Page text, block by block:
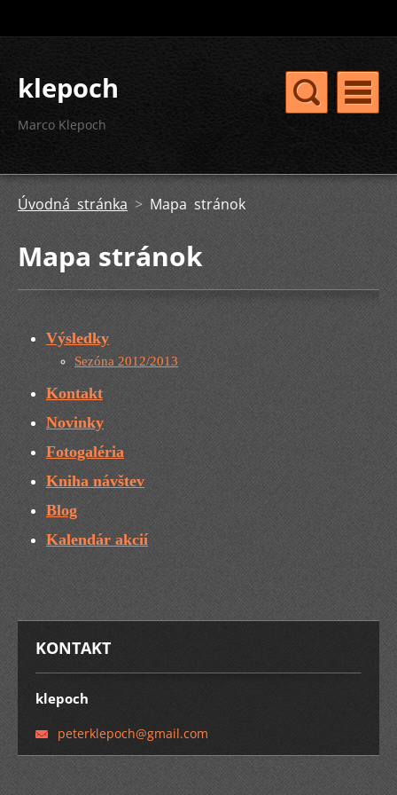
klepoch
Marco Klepoch
Úvodná stránka > Mapa stránok
Mapa stránok
Výsledky
Sezóna 2012/2013
Kontakt
Novinky
Fotogaléria
Kniha návštev
Blog
Kalendár akcií
KONTAKT
klepoch
peterklepoch@gmail.com